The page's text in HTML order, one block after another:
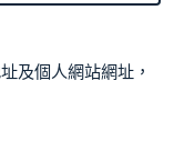
及個人網站網址，